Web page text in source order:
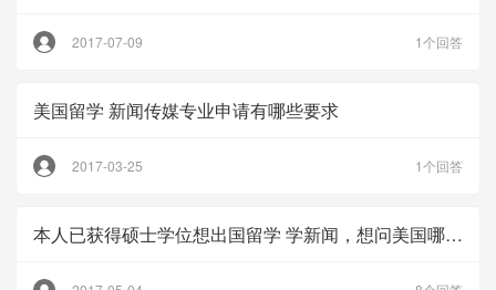
2017-07-09 1个回答
美国留学 新闻传媒专业申请有哪些要求
2017-03-25 1个回答
本人已获得硕士学位想出国留学 学新闻，想问美国哪个大学的的新闻最好，给个美国新闻学校的排名